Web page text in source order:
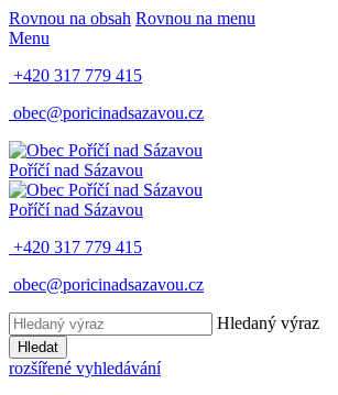
Rovnou na obsah Rovnou na menu
Menu
+420 317 779 415
obec@poricinadsazavou.cz
Poříčí nad Sázavou
Poříčí nad Sázavou
+420 317 779 415
obec@poricinadsazavou.cz
Hledaný výraz
Hledat
rozšířené vyhledávání